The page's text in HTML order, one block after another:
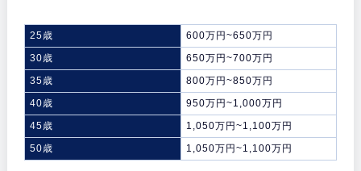
25歳
600万円~650万円
30歳
650万円~700万円
35歳
800万円~850万円
40歳
950万円~1,000万円
45歳
1,050万円~1,100万円
50歳
1,050万円~1,100万円